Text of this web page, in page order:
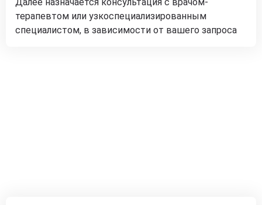
терапевтом или узкоспециализированным
специалистом, в зависимости от вашего запроса